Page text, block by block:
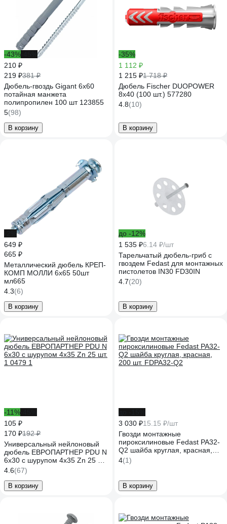
-43%
210 ₽
219 ₽381 ₽
Дюбель-гвоздь Gigant 6x60
потайная манжета
полипропилен 100 шт 123855
5(98)
В корзину
-35%
1 112 ₽
1 215 ₽1 718 ₽
Дюбель Fischer DUOPOWER
8x40 (100 шт.) 577280
4.8(10)
В корзину
649 ₽
665 ₽
Металлический дюбель КРЕП-
КОМП МОЛЛИ 6х65 50шт
мл665
4.3(6)
В корзину
до -12%
1 535 ₽6.14 ₽/шт
Тарельчатый дюбель-гриб с
гвоздем Fedast для монтажных
пистолетов IN30 FD30IN
4.7(20)
В корзину
-11%
105 ₽
170 ₽192 ₽
Универсальный нейлоновый
дюбель ЕВРОПАРТНЕР PDU N
6х30 с шурупом 4х35 Zn 25 шт.
1 0479 1
4.6(67)
В корзину
3 030 ₽15.15 ₽/шт
Гвозди монтажные
пироксилиновые Fedast PA32-
Q2 шайба круглая, красная,
200 шт. FDPA32-Q2
4(1)
В корзину